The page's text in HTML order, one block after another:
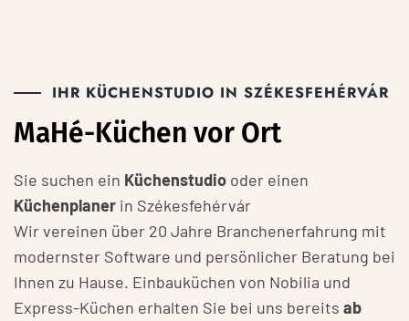
IHR KÜCHENSTUDIO IN SZÉKESFEHÉRVÁR
MaHé-Küchen vor Ort
Sie suchen ein Küchenstudio oder einen
Küchenplaner in Székesfehérvár
Wir vereinen über 20 Jahre Branchenerfahrung mit
modernster Software und persönlicher Beratung bei
Ihnen zu Hause. Einbauküchen von Nobilia und
Express-Küchen erhalten Sie bei uns bereits ab